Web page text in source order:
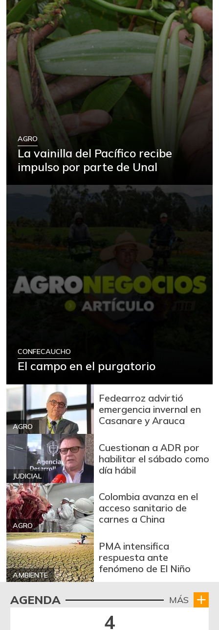
AGRO
La vainilla del Pacífico recibe
impulso por parte de Unal
CONFECAUCHO
El campo en el purgatorio
AGRO
Fedearroz advirtió
emergencia invernal en
Casanare y Arauca
JUDICIAL
Cuestionan a ADR por
habilitar el sábado como
día hábil
AGRO
Colombia avanza en el
acceso sanitario de
carnes a China
AMBIENTE
PMA intensifica
respuesta ante
fenómeno de El Niño
AGENDA MÁS
4